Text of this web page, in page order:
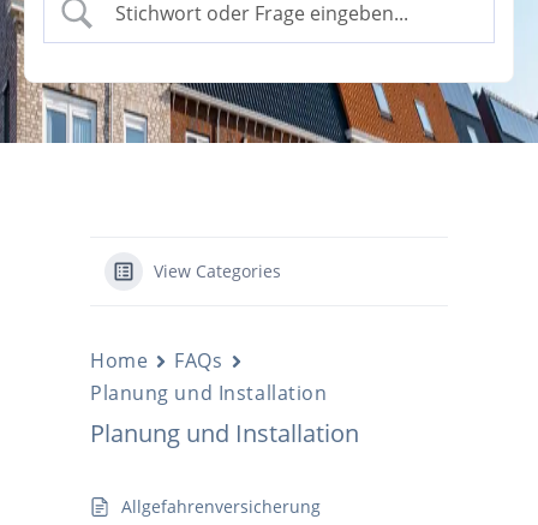
View Categories
Home
FAQs
Planung und Installation
Planung und Installation
Allgefahrenversicherung